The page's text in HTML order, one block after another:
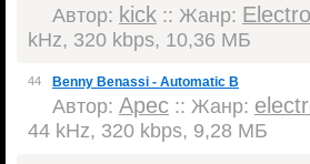
Автор: kick :: Жанр:
kHz, 320 kbps, 10,36 МБ
44 Benny Benassi - Automatic B
Автор: Apec :: Жанр:
44 kHz, 320 kbps, 9,28 МБ